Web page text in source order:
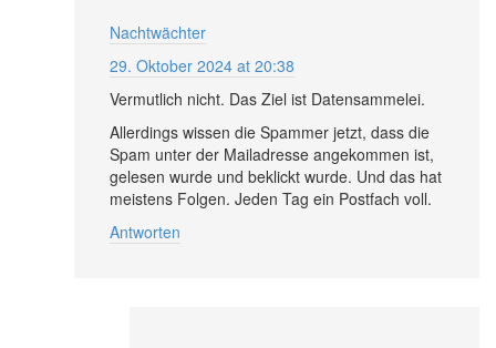
Nachtwächter
29. Oktober 2024 at 20:38
Vermutlich nicht. Das Ziel ist Datensammelei.
Allerdings wissen die Spammer jetzt, dass die
Spam unter der Mailadresse angekommen ist,
gelesen wurde und beklickt wurde. Und das hat
meistens Folgen. Jeden Tag ein Postfach voll.
Antworten